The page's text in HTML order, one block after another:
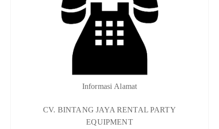
Informasi Alamat
CV. BINTANG JAYA RENTAL PARTY
EQUIPMENT